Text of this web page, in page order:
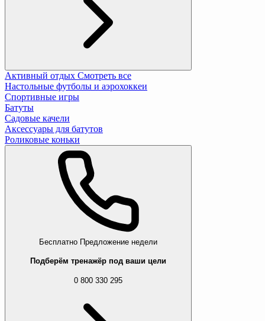
Активный отдых Смотреть все
Настольные футболы и аэрохоккеи
Спортивные игры
Батуты
Садовые качели
Аксессуары для батутов
Роликовые коньки
Бесплатно Предложение недели
Подберём тренажёр под ваши цели
0 800 330 295